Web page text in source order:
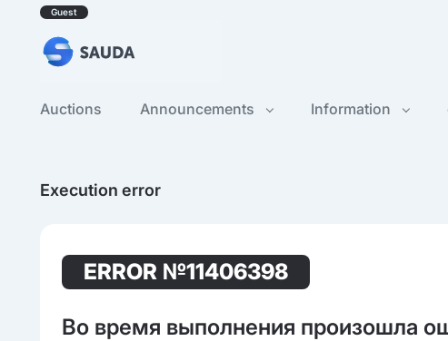
Guest
Auctions Announcements Information
Execution error
ERROR №11406398
Во время выполнения произошла